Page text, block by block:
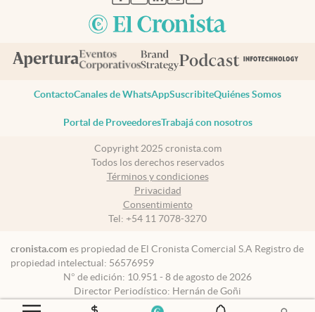
ContactoCanales de WhatsAppSuscribiteQuiénes Somos
Portal de ProveedoresTrabajá con nosotros
Copyright 2025 cronista.com
Todos los derechos reservados
Términos y condiciones
Privacidad
Consentimiento
Tel: +54 11 7078-3270
cronista.com es propiedad de El Cronista Comercial S.A Registro de
propiedad intelectual: 56576959
N° de edición: 10.951 - 8 de agosto de 2026
Director Periodístico: Hernán de Goñi